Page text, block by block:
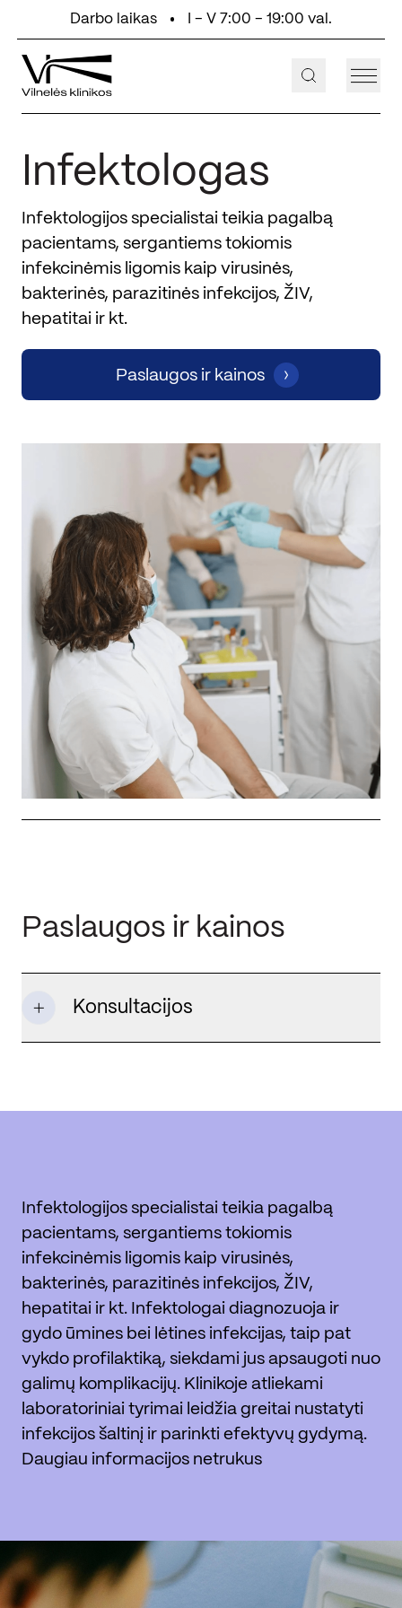
Eiti prie turinioDarbo laikas I - V 7:00 - 19:00 val.
+370 647 55 000
Infektologas
Infektologijos specialistai teikia pagalbą
pacientams, sergantiems tokiomis
infekcinėmis ligomis kaip virusinės,
bakterinės, parazitinės infekcijos, ŽIV,
hepatitai ir kt.
Paslaugos ir kainos
Paslaugos ir kainos
Konsultacijos
Infektologijos specialistai teikia pagalbą
pacientams, sergantiems tokiomis
infekcinėmis ligomis kaip virusinės,
bakterinės, parazitinės infekcijos, ŽIV,
hepatitai ir kt. Infektologai diagnozuoja ir
gydo ūmines bei lėtines infekcijas, taip pat
vykdo profilaktiką, siekdami jus apsaugoti nuo
galimų komplikacijų. Klinikoje atliekami
laboratoriniai tyrimai leidžia greitai nustatyti
infekcijos šaltinį ir parinkti efektyvų gydymą.
Daugiau informacijos netrukus